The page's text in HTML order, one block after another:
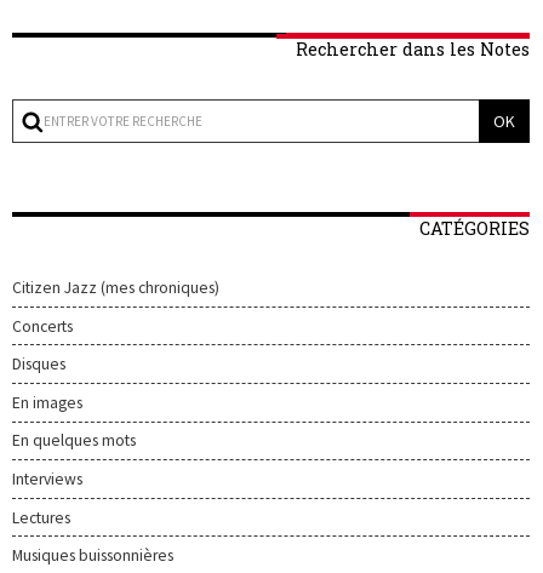
Rechercher dans les Notes
CATÉGORIES
Citizen Jazz (mes chroniques)
Concerts
Disques
En images
En quelques mots
Interviews
Lectures
Musiques buissonnières